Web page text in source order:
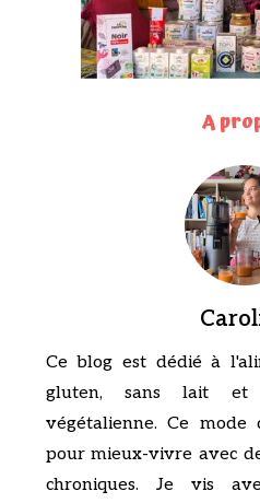
A
Ce blog est dédié à
gluten, sans lait et
végétalienne. Ce mode
pour mieux-vivre avec
chroniques. Je vis